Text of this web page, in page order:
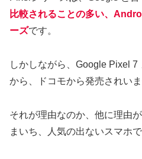
比較されることの多い、
ーズです。
しかしながら、Google Pixel 7
から、ドコモから発売されいま
それが理由なのか、他に理由
まいち、人気の出ないスマホで